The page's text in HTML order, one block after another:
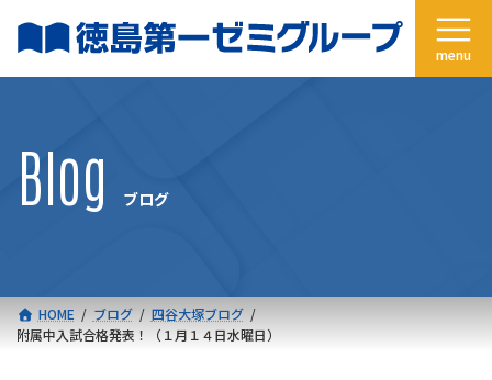
ン
ー
Blog ブログ
HOME ブログ
四谷大塚ブログ
附属中入試合格発表！（１月１４日水曜日）